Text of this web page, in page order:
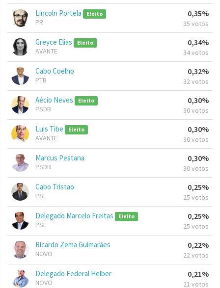
Lincoln Portela Eleito
PR
0,35%
35 votos
Greyce Elias Eleito
AVANTE
0,34%
34 votos
Cabo Coelho
PTB
0,32%
32 votos
Aécio Neves Eleito
PSDB
0,30%
30 votos
Luis Tibe Eleito
AVANTE
0,30%
30 votos
Marcus Pestana
PSDB
0,30%
30 votos
Cabo Tristao
PSL
0,25%
25 votos
Delegado Marcelo Freitas Eleito
PSL
0,25%
25 votos
Ricardo Zema Guimarães
NOVO
0,22%
22 votos
Delegado Federal Helber
NOVO
0,21%
21 votos